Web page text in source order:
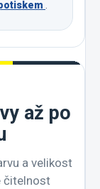
.
až po
a velikost
čitelnost